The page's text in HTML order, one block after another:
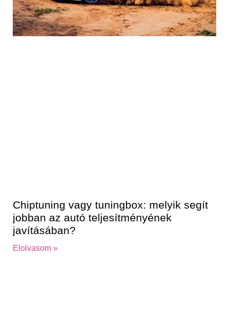
Chiptuning vagy tuningbox: melyik segít
jobban az autó teljesítményének
javításában?
Elolvasom »